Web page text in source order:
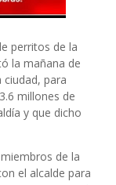
perritos de la
la mañana de
para
millones de
y que dicho
de la
el alcalde para